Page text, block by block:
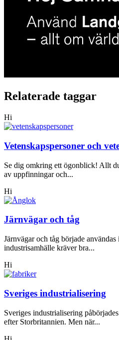
Relaterade taggar
Hi
Vetenskapspersoner och
Se dig omkring ett ögonblick! Allt
av uppfinningar och...
Hi
Järnvägar och tåg
Järnvägar och tåg började
industrisamhälle kräver bra...
Hi
Sveriges industrialisering
Sveriges industrialisering
efter Storbritannien. Men när...